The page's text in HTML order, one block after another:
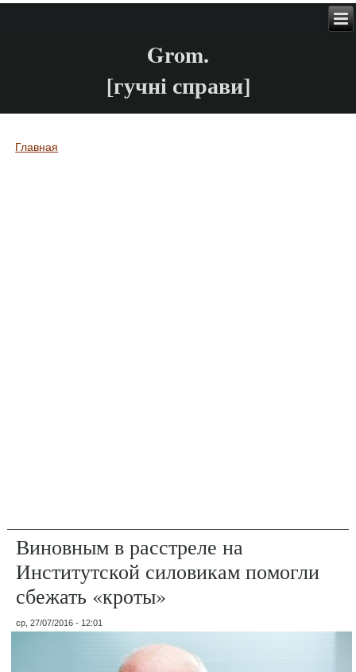
Grom.
[гучні справи]
Вы здесь
Главная
Виновным в расстреле на
Институтской силовикам помогли
сбежать «кроты»
ср, 27/07/2016 - 12:01